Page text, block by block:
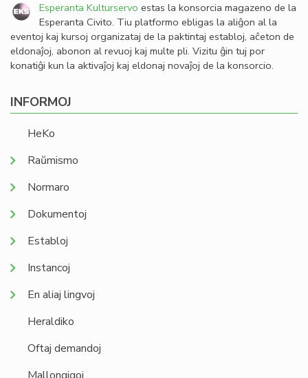
Esperanta Kulturservo estas la konsorcia magazeno de la
Esperanta Civito. Tiu platformo ebligas la aliĝon al la
eventoj kaj kursoj organizataj de la paktintaj establoj, aĉeton de
eldonaĵoj, abonon al revuoj kaj multe pli. Vizitu ĝin tuj por
konatiĝi kun la aktivaĵoj kaj eldonaj novaĵoj de la konsorcio.
INFORMOJ
HeKo
Raŭmismo
Normaro
Dokumentoj
Establoj
Instancoj
En aliaj lingvoj
Heraldiko
Oftaj demandoj